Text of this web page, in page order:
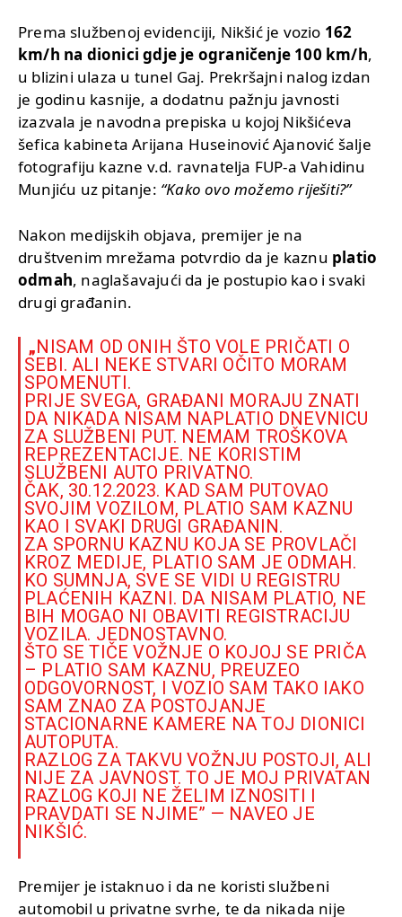
Prema službenoj evidenciji, Nikšić je vozio 162
km/h na dionici gdje je ograničenje 100 km/h,
u blizini ulaza u tunel Gaj. Prekršajni nalog izdan
je godinu kasnije, a dodatnu pažnju javnosti
izazvala je navodna prepiska u kojoj Nikšićeva
šefica kabineta Arijana Huseinović Ajanović šalje
fotografiju kazne v.d. ravnatelja FUP-a Vahidinu
Munjiću uz pitanje: “Kako ovo možemo riješiti?”
Nakon medijskih objava, premijer je na
društvenim mrežama potvrdio da je kaznu platio
odmah, naglašavajući da je postupio kao i svaki
drugi građanin.
„NISAM OD ONIH ŠTO VOLE PRIČATI O
SEBI. ALI NEKE STVARI OČITO MORAM
SPOMENUTI.
PRIJE SVEGA, GRAĐANI MORAJU ZNATI
DA NIKADA NISAM NAPLATIO DNEVNICU
ZA SLUŽBENI PUT. NEMAM TROŠKOVA
REPREZENTACIJE. NE KORISTIM
SLUŽBENI AUTO PRIVATNO.
ČAK, 30.12.2023. KAD SAM PUTOVAO
SVOJIM VOZILOM, PLATIO SAM KAZNU
KAO I SVAKI DRUGI GRAĐANIN.
ZA SPORNU KAZNU KOJA SE PROVLAČI
KROZ MEDIJE, PLATIO SAM JE ODMAH.
KO SUMNJA, SVE SE VIDI U REGISTRU
PLAĆENIH KAZNI. DA NISAM PLATIO, NE
BIH MOGAO NI OBAVITI REGISTRACIJU
VOZILA. JEDNOSTAVNO.
ŠTO SE TIČE VOŽNJE O KOJOJ SE PRIČA
– PLATIO SAM KAZNU, PREUZEO
ODGOVORNOST, I VOZIO SAM TAKO IAKO
SAM ZNAO ZA POSTOJANJE
STACIONARNE KAMERE NA TOJ DIONICI
AUTOPUTA.
RAZLOG ZA TAKVU VOŽNJU POSTOJI, ALI
NIJE ZA JAVNOST. TO JE MOJ PRIVATAN
RAZLOG KOJI NE ŽELIM IZNOSITI I
PRAVDATI SE NJIME” — NAVEO JE
NIKŠIĆ.
Premijer je istaknuo i da ne koristi službeni
automobil u privatne svrhe, te da nikada nije